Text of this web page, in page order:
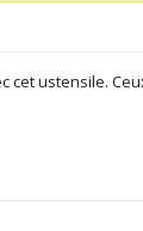
cet ustensile.